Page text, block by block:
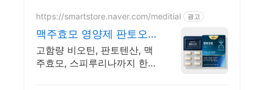
https://smartstore.naver.com/meditial 광고
맥주효모 영양제 판토오
틴 식약처 기능성 인정원
료 사용
고함량 비오틴, 판토텐산, 맥
주효모, 스피루리나까지 한번